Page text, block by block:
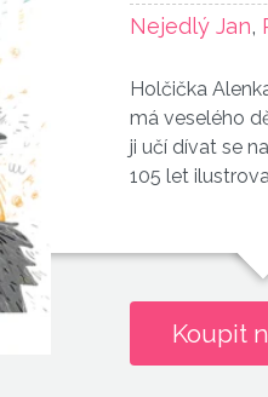
Nejedlý Jan,
Holčička
má veselého
ji učí dívat se
105 let
Koupit